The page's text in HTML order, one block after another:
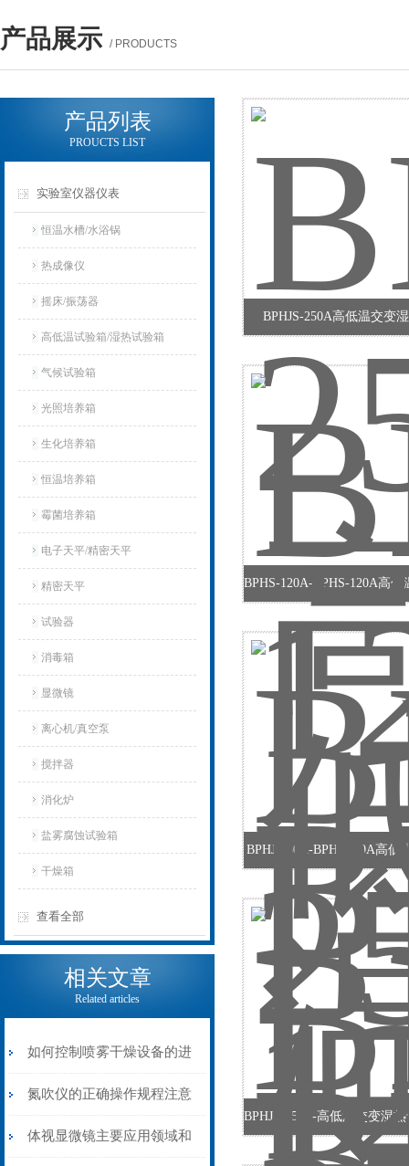
产品展示 / PRODUCTS
产品列表
PROUCTS LIST
实验室仪器仪表
恒温水槽/水浴锅
热成像仪
摇床/振荡器
高低温试验箱/湿热试验箱
气候试验箱
光照培养箱
生化培养箱
恒温培养箱
霉菌培养箱
电子天平/精密天平
精密天平
试验器
消毒箱
显微镜
离心机/真空泵
搅拌器
消化炉
盐雾腐蚀试验箱
干燥箱
查看全部
相关文章
Related articles
如何控制喷雾干燥设备的进
风温度和出风温度
氮吹仪的正确操作规程注意
事项
体视显微镜主要应用领域和
BPHJS-250A高低温交变
BPHJ-250A-BPHJ-250A高低